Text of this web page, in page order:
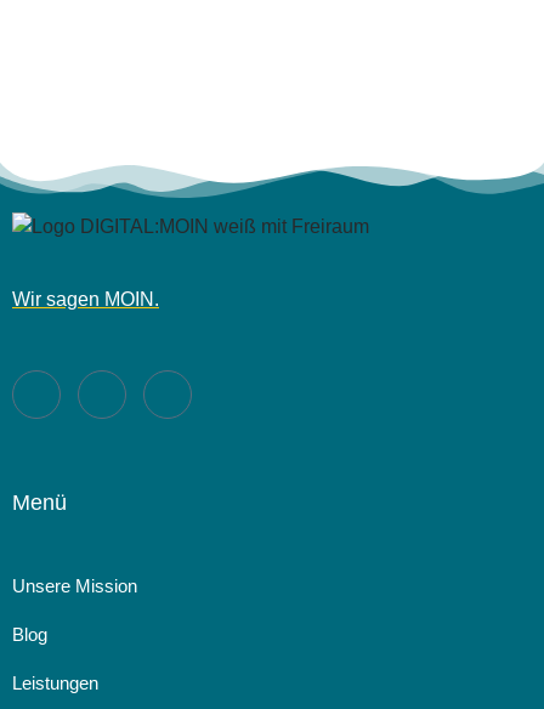
Wie interne Kommunikation Diversity und Inklusion
Wir sagen MOIN.
Menü
Unsere Mission
Blog
Leistungen